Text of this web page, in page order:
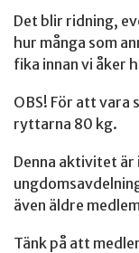
Det blir ridning,
hur många som
fika innan vi åker
OBS! För att vara
ryttarna 80 kg.
Denna aktivitet
även äldre
Tänk på att